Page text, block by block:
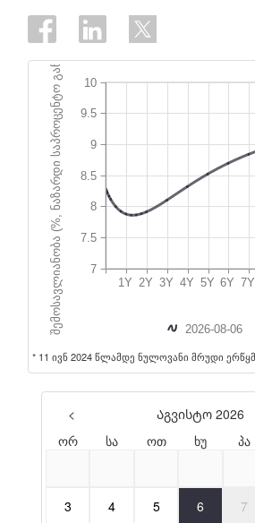
ანალიტიკური პლატფორმა
სტატისტიკური
კალენდარი
ინტერაქტიული
ლარის შემოსვლიანობის
სახაზინო ვალდებულებების
AAA კორპორატიული მრუდი
BB კორპორატიული მრუდი
ეროვნულ მონაცემთა
(NSDP)
სტატისტიკურ მონაცემთა
პოლიტიკა
სტატისტიკური
წესი